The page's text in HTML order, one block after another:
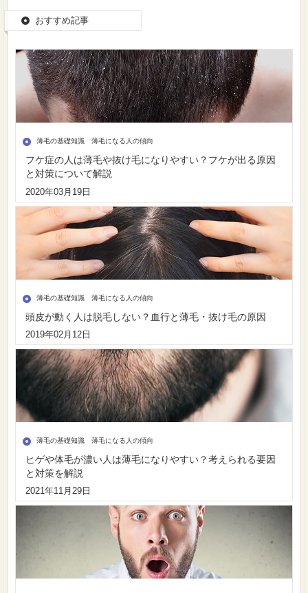
おすすめ記事
薄毛の基礎知識 薄毛になる人の傾向
フケ症の人は薄毛や抜け毛になりやすい？フケが出る原因
と対策について解説
2020年03月19日
薄毛の基礎知識 薄毛になる人の傾向
頭皮が動く人は脱毛しない？血行と薄毛・抜け毛の原因
2019年02月12日
薄毛の基礎知識 薄毛になる人の傾向
ヒゲや体毛が濃い人は薄毛になりやすい？考えられる要因
と対策を解説
2021年11月29日